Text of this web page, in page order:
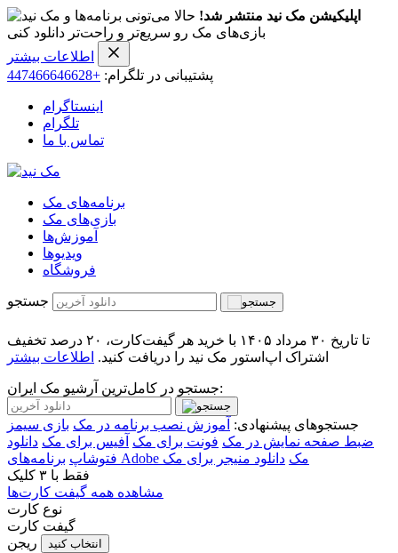
اپلیکیشن مک نید منتشر شد! حالا می‌تونی برنامه‌ها و
بازی‌های مک رو سریع‌تر و راحت‌تر دانلود کنی
اطلاعات بیشتر
پشتیبانی در تلگرام: +447466646628
اینستاگرام
تلگرام
تماس با ما
برنامه‌های مک
بازی‌های مک
آموزش‌ها
ویدیو‌ها
فروشگاه
جستجو
تا تاریخ ۳۰ مرداد ۱۴۰۵ با خرید هر گیفت‌کارت، ۲۰ درصد تخفیف
اشتراک اپ‌استور مک نید را دریافت کنید. اطلاعات بیشتر
جستجو در کامل‌ترین آرشیو مک ایران:
جستجوهای پیشنهادی: آموزش نصب برنامه در مک بازی سیمز
ضبط صفحه نمایش در مک فونت برای مک آفیس برای مک دانلود
فتوشاپ
برنامه‌های Adobe مک دانلود منیجر برای مک
فقط با ۳ کلیک
مشاهده همه گیفت کارت‌ها
نوع کارت
گیفت کارت
ریجن
انتخاب کنید